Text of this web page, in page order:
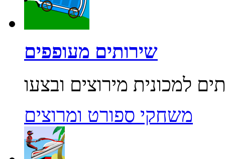
שירותים מעופפים
משחקי ספורט ומרוצים